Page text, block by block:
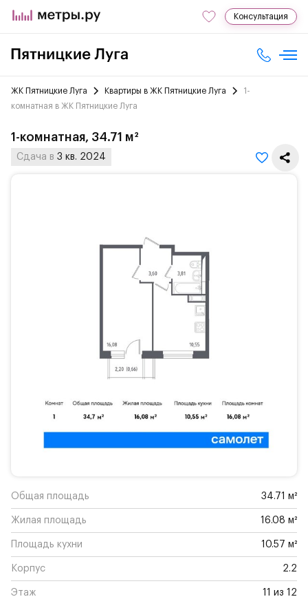
Консультация
ЖК Пятницкие Луга Квартиры в ЖК Пятницкие Луга
1-
комнатная в ЖК Пятницкие Луга
1-комнатная, 34.71 м²
Сдача в 3 кв. 2024
Общая площадь 34.71 м²
Жилая площадь 16.08 м²
Площадь кухни 10.57 м²
Корпус 2.2
Этаж 11 из 12